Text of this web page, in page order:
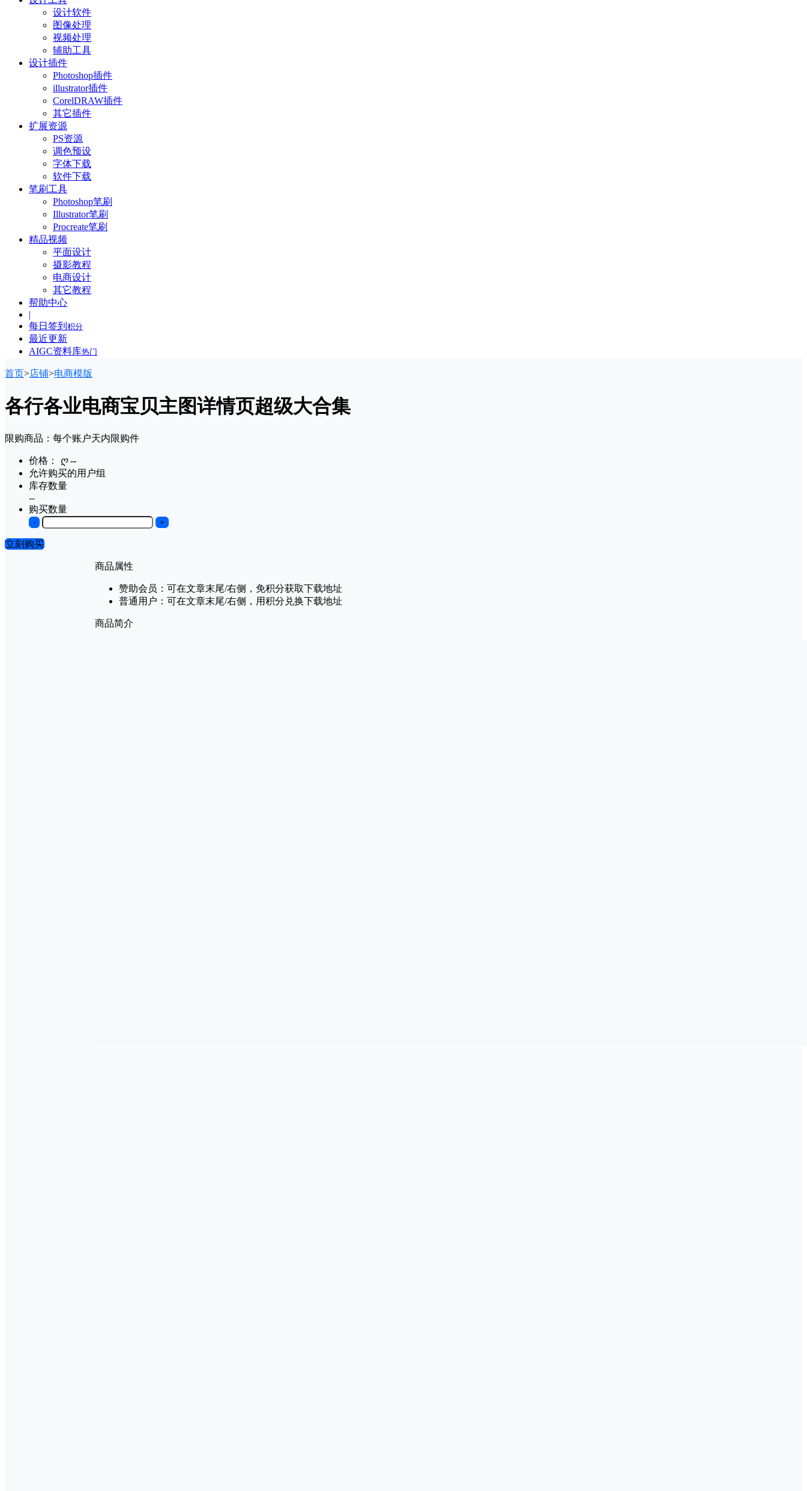
设计软件
图像处理
视频处理
辅助工具
设计插件
Photoshop插件
illustrator插件
CorelDRAW插件
其它插件
扩展资源
PS资源
调色预设
字体下载
软件下载
笔刷工具
Photoshop笔刷
Illustrator笔刷
Procreate笔刷
精品视频
平面设计
摄影教程
电商设计
其它教程
帮助中心
|
每日签到 积分
最近更新
AIGC资料库热门
首页>店铺>电商模版
各行各业电商宝贝主图详情页超级大合集
限购商品：每个账户天内限购件
价格： ღ --
允许购买的用户组
库存数量
--
购买数量
- +
立刻购买
商品属性
赞助会员： 可在文章末尾/右侧，免积分获取下载地址
普通用户： 可在文章末尾/右侧，用积分兑换下载地址
商品简介